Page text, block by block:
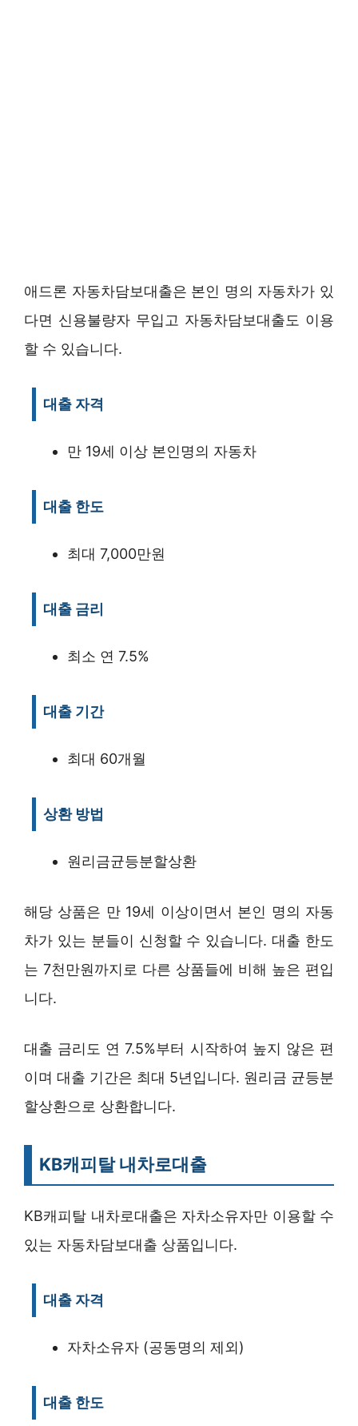
애드론 자동차담보대출은 본인 명의 자동차가 있
다면 신용불량자 무입고 자동차담보대출도 이용
할 수 있습니다.
대출 자격
만 19세 이상 본인명의 자동차
대출 한도
최대 7,000만원
대출 금리
최소 연 7.5%
대출 기간
최대 60개월
상환 방법
원리금균등분할상환
해당 상품은 만 19세 이상이면서 본인 명의 자동
차가 있는 분들이 신청할 수 있습니다. 대출 한도
는 7천만원까지로 다른 상품들에 비해 높은 편입
니다.
대출 금리도 연 7.5%부터 시작하여 높지 않은 편
이며 대출 기간은 최대 5년입니다. 원리금 균등분
할상환으로 상환합니다.
KB캐피탈 내차로대출
KB캐피탈 내차로대출은 자차소유자만 이용할 수
있는 자동차담보대출 상품입니다.
대출 자격
자차소유자 (공동명의 제외)
대출 한도